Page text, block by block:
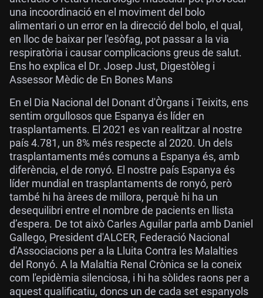
una incoordinació en el moviment del bolo
alimentari o un error en la direcció del bolo, el qual,
en lloc de baixar per l'esòfag, pot passar a la via
respiratòria i causar complicacions greus de salut.
Ens ho explica el Dr. Josep Just, Digestòleg i
Assessor Mèdic de En Bones Mans
En el Dia Nacional del Donant d'Òrgans i Teixits, ens
sentim orgullosos que Espanya és líder en
trasplantaments. El 2021 es van realitzar al nostre
país 4.781, un 8% més respecte al 2020. Un dels
trasplantaments més comuns a Espanya és, amb
diferència, el de ronyó. El nostre país Espanya és
líder mundial en trasplantaments de ronyó, però
també hi ha àrees de millora, perquè hi ha un
desequilibri entre el nombre de pacients en llista
d’espera. De tot això Carles Aguilar parla amb Daniel
Gallego, President d'ALCER, Federació Nacional
d'Associacions per a la Lluita Contra les Malalties
del Ronyó. A la Malaltia Renal Crònica se la coneix
com l'epidèmia silenciosa, i hi ha sòlides raons per a
aquest qualificatiu, doncs un de cada set espanyols